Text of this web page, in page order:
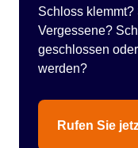
Schloss
Vergessene?
geschlossen
werden?
Rufen Sie